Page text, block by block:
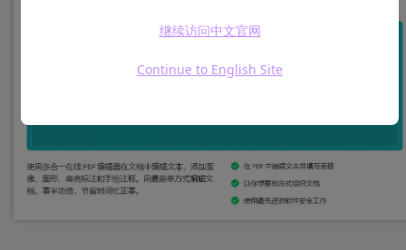
继续访问中文官网
Continue to English Site